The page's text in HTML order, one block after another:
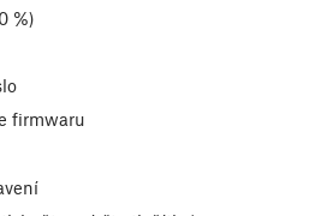
%)
firmwaru